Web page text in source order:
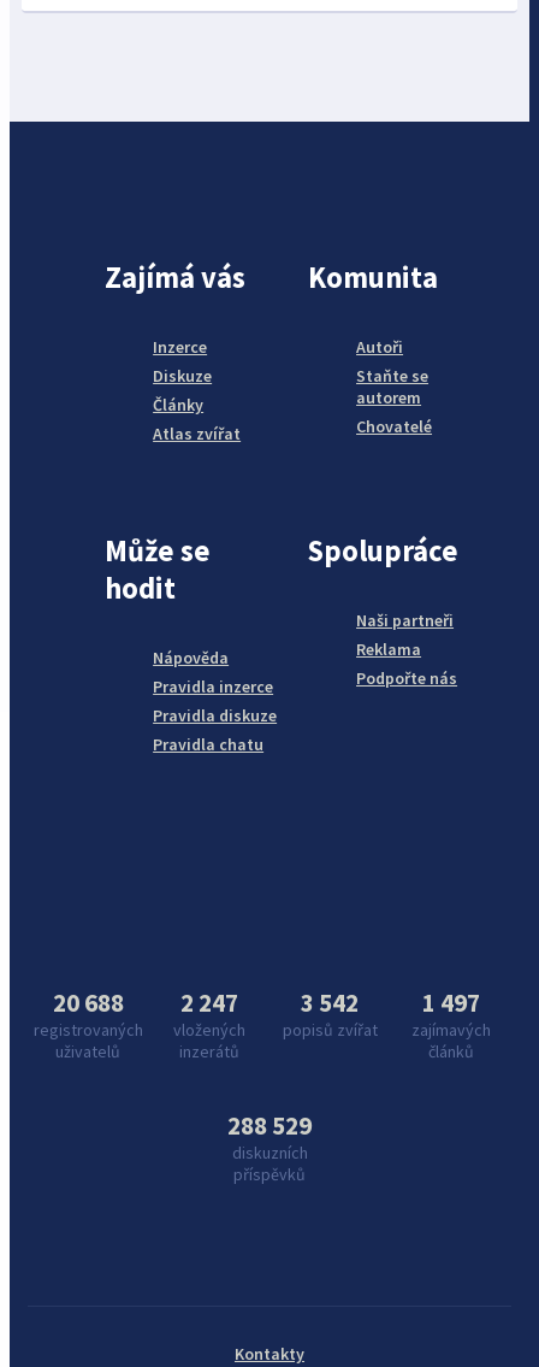
Zajímá vás
Inzerce
Diskuze
Články
Atlas zvířat
Komunita
Autoři
Staňte se
autorem
Chovatelé
Může se
hodit
Nápověda
Pravidla inzerce
Pravidla diskuze
Pravidla chatu
Spolupráce
Naši partneři
Reklama
Podpořte nás
20 688
registrovaných
uživatelů
2 247
vložených
inzerátů
3 542
popisů zvířat
1 497
zajímavých
článků
288 529
diskuzních
příspěvků
Kontakty